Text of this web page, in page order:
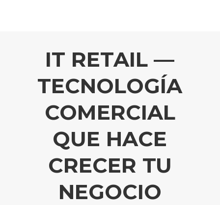
IT RETAIL —
TECNOLOGÍA
COMERCIAL
QUE HACE
CRECER TU
NEGOCIO